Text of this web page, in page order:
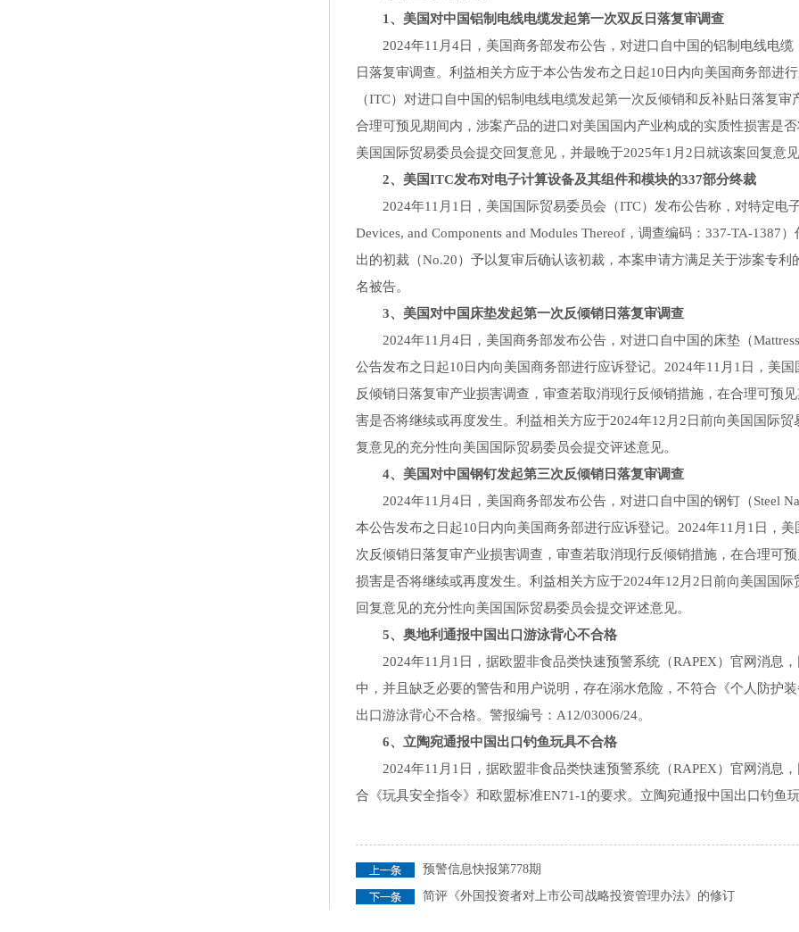
1、美国对中国铝制电线电缆发起第一次双反日落复审调查
2024年11月4日，美国商务部发布公告，对进口自中国的铝制电线电缆
日落复审调查。利益相关方应于本公告发布之日起10日内向美国商务部进
（ITC）对进口自中国的铝制电线电缆发起第一次反倾销和反补贴日落复
合理可预见期间内，涉案产品的进口对美国国内产业构成的实质性损害是
美国国际贸易委员会提交回复意见，并最晚于2025年1月2日就该案回复意
2、美国ITC发布对电子计算设备及其组件和模块的337部分终裁
2024年11月1日，美国国际贸易委员会（ITC）发布公告称，对特定电
Devices, and Components and Modules Thereof，调查编码：337-TA-1387
出的初裁（No.20）予以复审后确认该初裁，本案申请方满足关于涉案专
名被告。
3、美国对中国床垫发起第一次反倾销日落复审调查
2024年11月4日，美国商务部发布公告，对进口自中国的床垫（
公告发布之日起10日内向美国商务部进行应诉登记。2024年11月1日，美
反倾销日落复审产业损害调查，审查若取消现行反倾销措施，在合理可预
害是否将继续或再度发生。利益相关方应于2024年12月2日前向美国国际
复意见的充分性向美国国际贸易委员会提交评述意见。
4、美国对中国钢钉发起第三次反倾销日落复审调查
2024年11月4日，美国商务部发布公告，对进口自中国的钢钉（Steel
本公告发布之日起10日内向美国商务部进行应诉登记。2024年11月1日，
次反倾销日落复审产业损害调查，审查若取消现行反倾销措施，在合理可
损害是否将继续或再度发生。利益相关方应于2024年12月2日前向美国国
回复意见的充分性向美国国际贸易委员会提交评述意见。
5、奥地利通报中国出口游泳背心不合格
2024年11月1日，据欧盟非食品类快速预警系统（RAPEX）官网消息
中，并且缺乏必要的警告和用户说明，存在溺水危险，不符合《个人防护
出口游泳背心不合格。警报编号：A12/03006/24。
6、立陶宛通报中国出口钓鱼玩具不合格
2024年11月1日，据欧盟非食品类快速预警系统（RAPEX）官网消息
合《玩具安全指令》和欧盟标准EN71-1的要求。立陶宛通报中国出口钓鱼
预警信息快报第778期
简评《外国投资者对上市公司战略投资管理办法》的修订